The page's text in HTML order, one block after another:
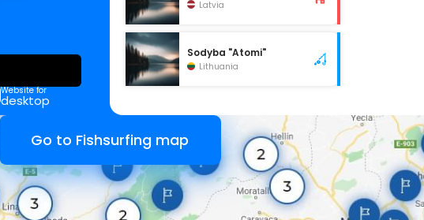
Website for
desktop
Latvia
Sodyba "Atomi"
Lithuania
Go to Fishsurfing map